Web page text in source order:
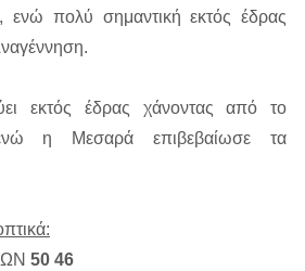
ενώ πολύ σημαντική εκτός έδρας
εκτός έδρας χάνοντας από το
ενώ η Μεσαρά επιβεβαίωσε τα
50 46